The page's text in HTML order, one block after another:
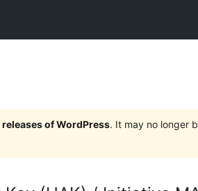
of WordPress. It may no longer